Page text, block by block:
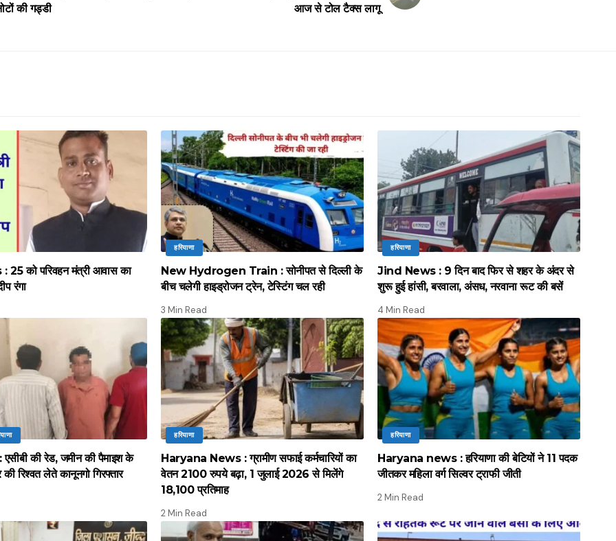
की गड्डी
आज से टोल टैक्स लागू
को परिवहन मंत्री आवास का
रंगा
हरियाणा
New Hydrogen Train : सोनीपत से दिल्ली के
बीच चलेगी हाइड्रोजन ट्रेन, टेस्टिंग चल रही
3 Min Read
हरियाणा
Jind News : 9 दिन बाद फिर से शहर के अंदर से
शुरू हुई हांसी, बरवाला, अंसध, नरवाना रूट की बसें
4 Min Read
की रेड, जमीन की पैमाइश के
रिश्वत लेते कानूनगो गिरफ्तार
हरियाणा
Haryana News : ग्रामीण सफाई कर्मचारियों का
वेतन 2100 रुपये बढ़ा, 1 जुलाई 2026 से मिलेंगे
18,100 प्रतिमाह
2 Min Read
हरियाणा
Haryana news : हरियाणा की बेटियों ने 11 पदक
जीतकर महिला वर्ग सिल्वर ट्राफी जीती
2 Min Read